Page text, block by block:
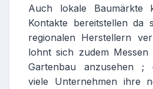
Auch lokale Baumärkte
Kontakte bereitstellen da
regionalen Herstellern
lohnt sich zudem
Gartenbau anzusehen ;
viele Unternehmen ihre